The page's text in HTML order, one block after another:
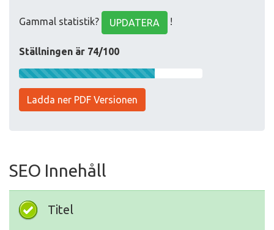
Gammal statistik? UPDATERA !
Ställningen är 74/100
Ladda ner PDF Versionen
SEO Innehåll
Titel